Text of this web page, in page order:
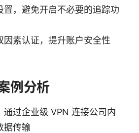
置，避免开启不必要的追踪功
因素认证，提升账户安全性
例分析
通过企业级 VPN 连接公司内
据传输